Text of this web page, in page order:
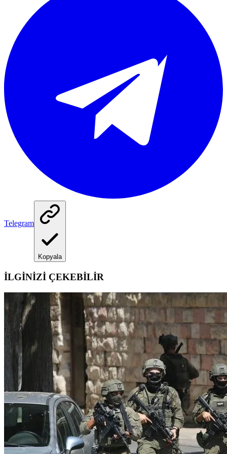
Telegram
Kopyala
İLGİNİZİ ÇEKEBİLİR